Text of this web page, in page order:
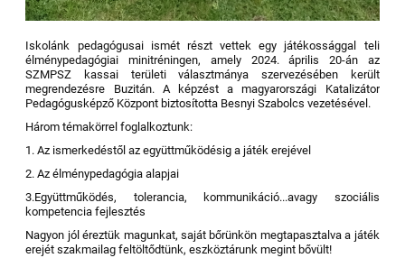
Iskolánk pedagógusai ismét részt vettek egy játékossággal teli
élménypedagógiai minitréningen, amely 2024. április 20-án az
SZMPSZ kassai területi választmánya szervezésében került
megrendezésre Buzitán. A képzést a magyarországi Katalizátor
Pedagógusképző Központ biztosította Besnyi Szabolcs vezetésével.
Három témakörrel foglalkoztunk:
1. Az ismerkedéstől az együttműködésig a játék erejével
2. Az élménypedagógia alapjai
3.Együttműködés, tolerancia, kommunikáció...avagy szociális
kompetencia fejlesztés
Nagyon jól éreztük magunkat, saját bőrünkön megtapasztalva a játék
erejét szakmailag feltöltődtünk, eszköztárunk megint bővült!